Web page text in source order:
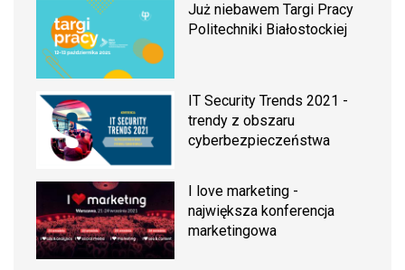
Już niebawem Targi Pracy
Politechniki Białostockiej
IT Security Trends 2021 -
trendy z obszaru
cyberbezpieczeństwa
I love marketing -
największa konferencja
marketingowa